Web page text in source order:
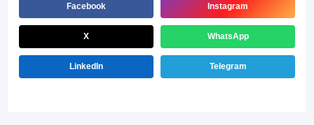
Facebook Instagram
X WhatsApp
LinkedIn Telegram